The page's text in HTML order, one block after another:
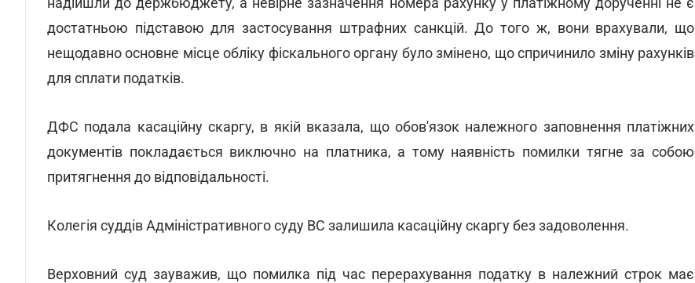
достатньою підставою для застосування штрафних санкцій. До того ж, вони врахували, що
нещодавно основне місце обліку фіскального органу було змінено, що спричинило зміну рахунків
для сплати податків.
ДФС подала касаційну скаргу, в якій вказала, що обов'язок належного заповнення платіжних
документів покладається виключно на платника, а тому наявність помилки тягне за собою
притягнення до відповідальності.
Колегія суддів Адміністративного суду ВС залишила касаційну скаргу без задоволення.
Верховний суд зауважив, що помилка під час перерахування податку в належний строк має